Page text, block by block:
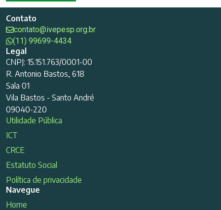
Contato
contato@ivepesp.org.br
(11) 99699-4434
Legal
CNPJ: 15.151.763/0001-00
R. Antonio Bastos, 618
Sala 01
Vila Bastos - Santo André
09040-220
Utilidade Pública
ICT
CRCE
Estatuto Social
Política de privacidade
Navegue
Home